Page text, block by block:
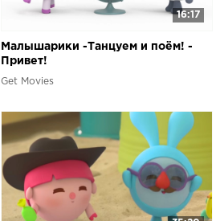
16:17
Малышарики -Танцуем и поём! -
Привет!
Get Movies